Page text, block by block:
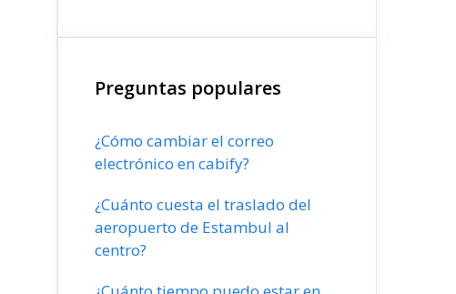
Preguntas populares
¿Cómo cambiar el correo
electrónico en cabify?
¿Cuánto cuesta el traslado del
aeropuerto de Estambul al
centro?